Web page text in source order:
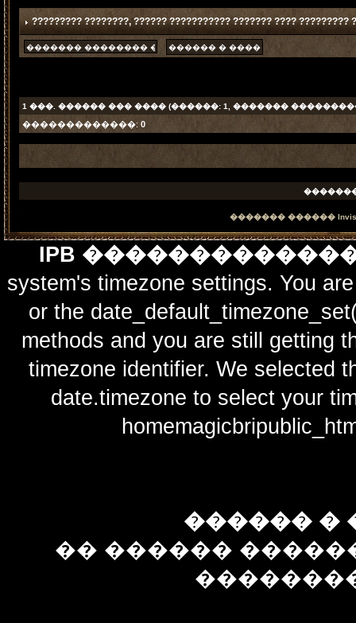
????????? ????????, ?????? ??????????? ??????? ????
1 ���. ������ ��� ���� (������: 1, �������
�������������: 0
������� ������
IPB
system's timezone settings. You
or the
methods and you are still getting
timezone identifier. We selected
date.timezone to select
������ �
�� ������